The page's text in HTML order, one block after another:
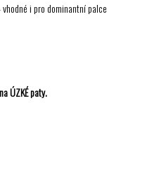
i pro dominantní palce
ÚZKÉ paty.